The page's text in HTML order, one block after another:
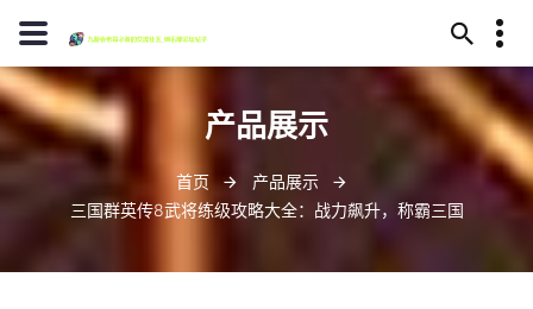
13594780370
毕节市代耳山145号
产品展示
首页
产品展示
三国群英传8武将练级攻略大全：战力飙升，称霸三国